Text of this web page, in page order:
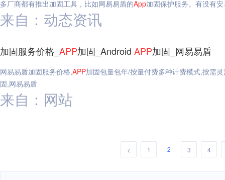
多厂商都有推出加固工具，比如网易易盾的App加固保护服务。有没有
来自：动态资讯
加固服务价格_ APP加固_Android APP加固_网易易盾
网易易盾加固服务价格,APP加固包量包年/按量付费多种计费模式,按需
固,网易易盾
来自：网站
< 1 2 3 4